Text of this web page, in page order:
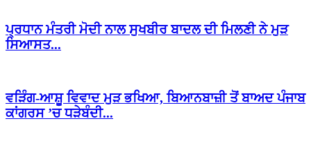
ਪ੍ਰਧਾਨ ਮੰਤਰੀ ਮੋਦੀ ਨਾਲ ਸੁਖਬੀਰ ਬਾਦਲ ਦੀ ਮਿਲਣੀ ਨੇ ਮੁੜ
ਸਿਆਸਤ...
ਵੜਿੰਗ-ਆਸ਼ੂ ਵਿਵਾਦ ਮੁੜ ਭਖਿਆ, ਬਿਆਨਬਾਜ਼ੀ ਤੋਂ ਬਾਅਦ ਪੰਜਾਬ
ਕਾਂਗਰਸ ’ਚ ਧੜੇਬੰਦੀ...